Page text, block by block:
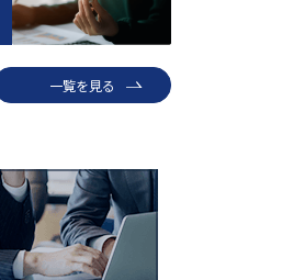
一覧を見る